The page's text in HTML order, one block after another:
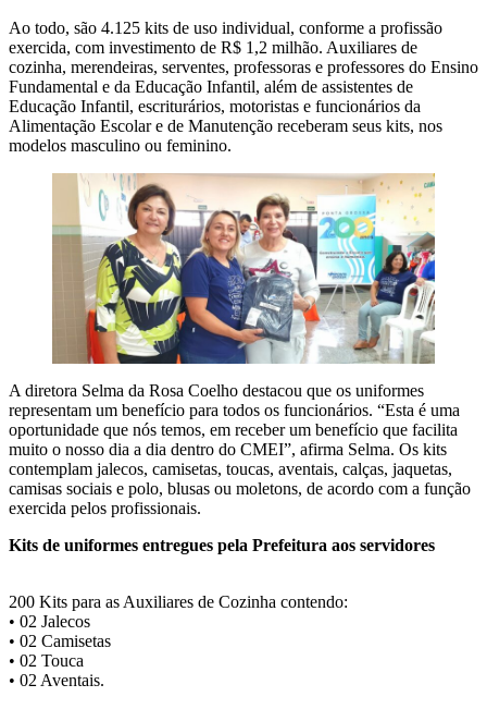
Ao todo, são 4.125 kits de uso individual, conforme a profissão
exercida, com investimento de R$ 1,2 milhão. Auxiliares de
cozinha, merendeiras, serventes, professoras e professores do Ensino
Fundamental e da Educação Infantil, além de assistentes de
Educação Infantil, escriturários, motoristas e funcionários da
Alimentação Escolar e de Manutenção receberam seus kits, nos
modelos masculino ou feminino.
A diretora Selma da Rosa Coelho destacou que os uniformes
representam um benefício para todos os funcionários. “Esta é uma
oportunidade que nós temos, em receber um benefício que facilita
muito o nosso dia a dia dentro do CMEI”, afirma Selma. Os kits
contemplam jalecos, camisetas, toucas, aventais, calças, jaquetas,
camisas sociais e polo, blusas ou moletons, de acordo com a função
exercida pelos profissionais.
Kits de uniformes entregues pela Prefeitura aos servidores
200 Kits para as Auxiliares de Cozinha contendo:
• 02 Jalecos
• 02 Camisetas
• 02 Touca
• 02 Aventais.